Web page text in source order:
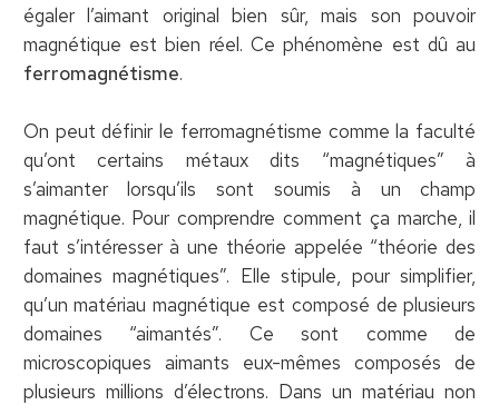
égaler l’aimant original bien sûr, mais son pouvoir
magnétique est bien réel. Ce phénomène est dû au
ferromagnétisme.
On peut définir le ferromagnétisme comme la faculté
qu’ont certains métaux dits “magnétiques” à
s’aimanter lorsqu’ils sont soumis à un champ
magnétique. Pour comprendre comment ça marche, il
faut s’intéresser à une théorie appelée “théorie des
domaines magnétiques”. Elle stipule, pour simplifier,
qu’un matériau magnétique est composé de plusieurs
domaines “aimantés”. Ce sont comme de
microscopiques aimants eux-mêmes composés de
plusieurs millions d’électrons. Dans un matériau non